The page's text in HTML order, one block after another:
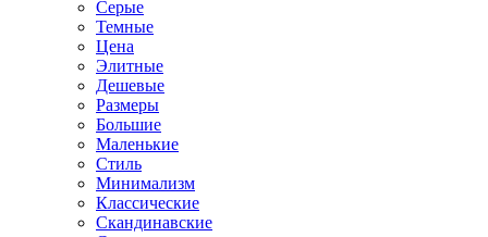
Серые
Темные
Цена
Элитные
Дешевые
Размеры
Большие
Маленькие
Стиль
Минимализм
Классические
Скандинавские